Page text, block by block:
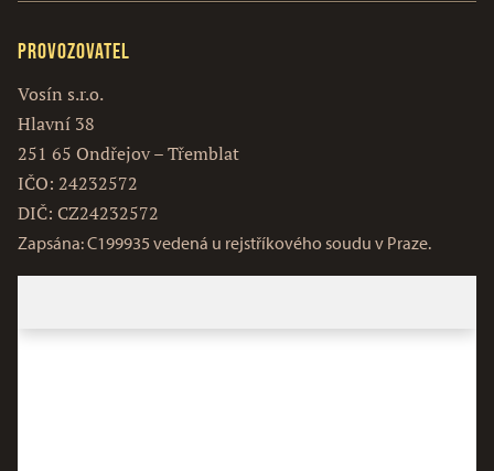
Provozovatel
Vosín s.r.o.
Hlavní 38
251 65 Ondřejov – Třemblat
IČO: 24232572
DIČ: CZ24232572
Zapsána: C199935 vedená u rejstříkového soudu v Praze.